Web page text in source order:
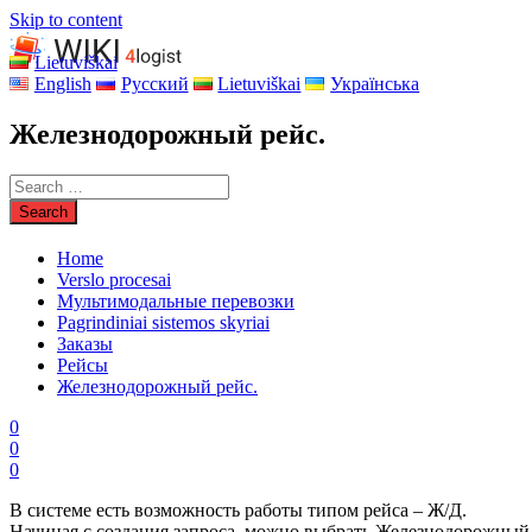
Skip to content
Lietuviškai
English
Русский Lietuviškai Українська
Железнодорожный рейс.
Home
Verslo procesai
Мультимодальные перевозки
Pagrindiniai sistemos skyriai
Заказы
Рейсы
Железнодорожный рейс.
0
0
0
В системе есть возможность работы типом рейса – Ж/Д.